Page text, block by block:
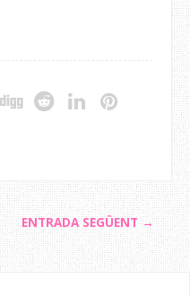
ENTRADA SEGÜENT →